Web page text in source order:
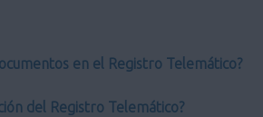
en el Registro Telemático?
del Registro Telemático?